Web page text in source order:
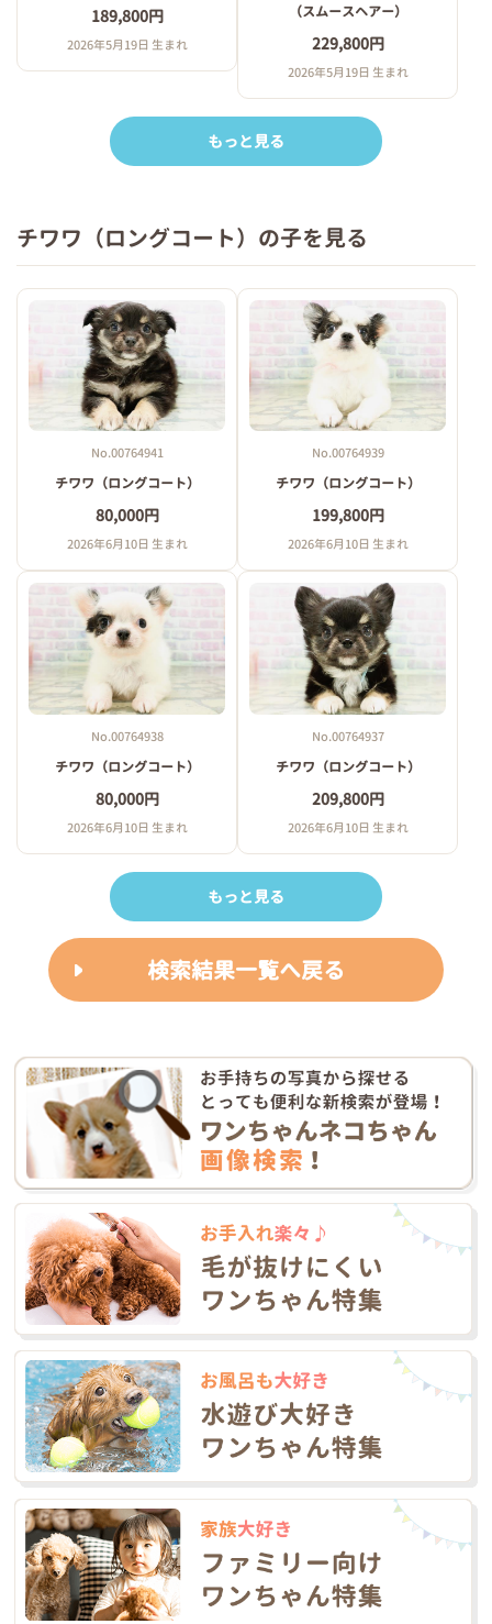
189,800円
2026年5月19日 生まれ
（スムースヘアー）
229,800円
2026年5月19日 生まれ
もっと見る
チワワ（ロングコート）の子を見る
No.00764941
チワワ（ロングコート）
80,000円
2026年6月10日 生まれ
No.00764939
チワワ（ロングコート）
199,800円
2026年6月10日 生まれ
No.00764938
チワワ（ロングコート）
80,000円
2026年6月10日 生まれ
No.00764937
チワワ（ロングコート）
209,800円
2026年6月10日 生まれ
もっと見る
検索結果一覧へ戻る